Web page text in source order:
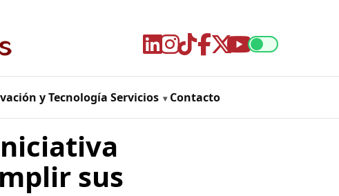
y Tecnología Servicios Contacto
sus